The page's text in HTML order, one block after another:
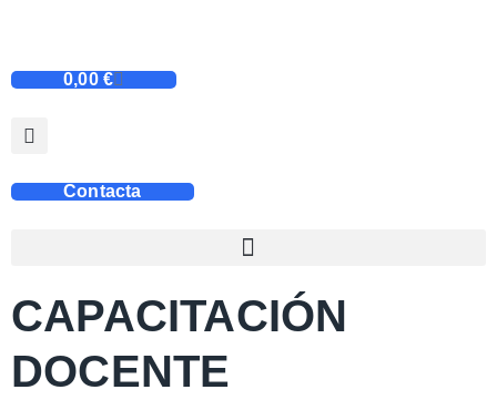
0,00 €
Contacta
CAPACITACIÓN
DOCENTE